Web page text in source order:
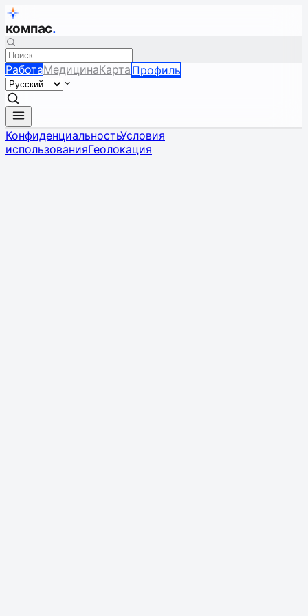
компас.
РаботаМедицинаКарта Профиль
КонфиденциальностьУсловия
использованияГеолокация